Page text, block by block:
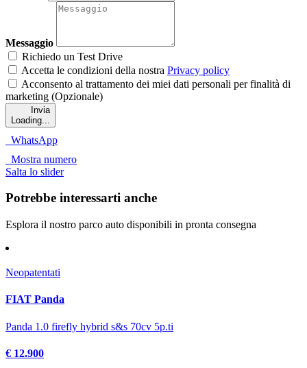
Messaggio
Richiedo un Test Drive
Accetta le condizioni della nostra Privacy policy
Acconsento al trattamento dei miei dati personali per finalità di
marketing (Opzionale)
Invia
Loading...
WhatsApp
Mostra numero
Salta lo slider
Potrebbe interessarti anche
Esplora il nostro parco auto disponibili in pronta consegna
Neopatentati
FIAT Panda
Panda 1.0 firefly hybrid s&s 70cv 5p.ti
€ 12.900